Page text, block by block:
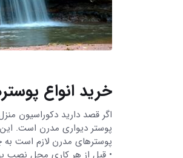
خرید انواع
اگر قصد دارید دکوراسیون
پوستر دیواری مدرن است.
پوسترهای مدرن لازم است به